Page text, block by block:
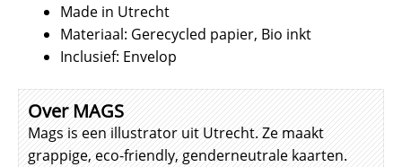
Made in Utrecht
Materiaal: Gerecycled papier, Bio inkt
Inclusief: Envelop
Over MAGS
Mags is een illustrator uit Utrecht. Ze maakt
grappige, eco-friendly, genderneutrale kaarten.